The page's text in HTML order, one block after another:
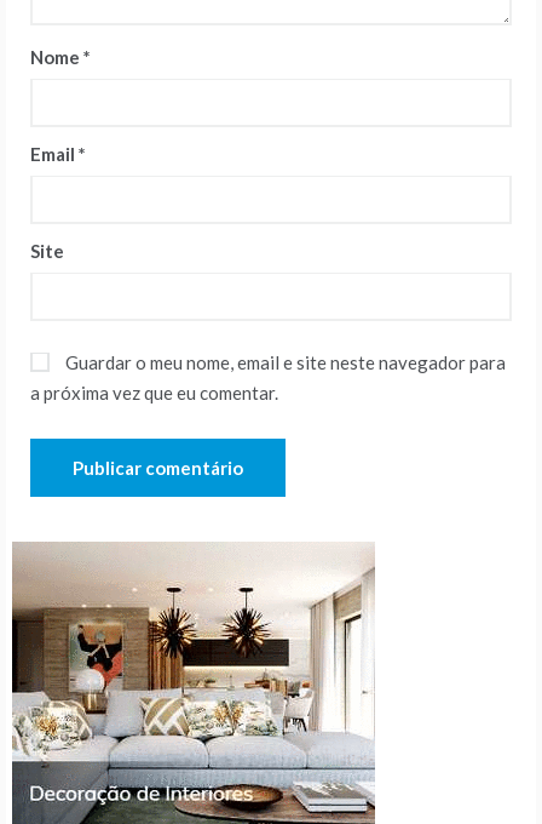
Nome *
Email *
Site
Guardar o meu nome, email e site neste navegador para
a próxima vez que eu comentar.